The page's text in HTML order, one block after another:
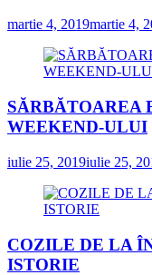
martie 4, 2019martie 4,
SĂRBĂTOAREA
WEEKEND-ULUI
iulie 25, 2019iulie 25,
COZILE DE LA
ISTORIE